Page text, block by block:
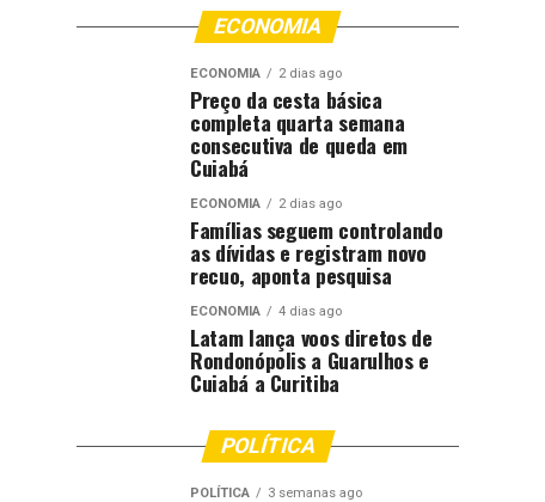
ECONOMIA
ECONOMIA 2 dias ago
Preço da cesta básica
completa quarta semana
consecutiva de queda em
Cuiabá
ECONOMIA 2 dias ago
Famílias seguem controlando
as dívidas e registram novo
recuo, aponta pesquisa
ECONOMIA 4 dias ago
Latam lança voos diretos de
Rondonópolis a Guarulhos e
Cuiabá a Curitiba
POLÍTICA
POLÍTICA 3 semanas ago